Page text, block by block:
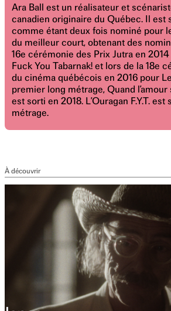
Ara Ball est un réalisateur et
canadien originaire du Québec. Il est
comme étant deux fois nominé pour
du meilleur court, obtenant des
16e cérémonie des Prix Jutra en 2014
Fuck You Tabarnak! et lors de la 18e
du cinéma québécois en 2016 pour
premier long métrage, Quand
est sorti en 2018. L’Ouragan F.Y.T.
métrage.
À découvrir